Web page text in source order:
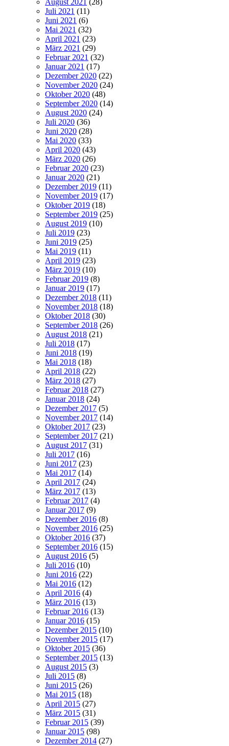
August 2021
(28)
Juli 2021 (11)
Juni 2021 (6)
Mai 2021 (32)
April 2021 (23)
März 2021 (29)
Februar 2021 (32)
Januar 2021 (17)
Dezember 2020 (22)
November 2020 (24)
Oktober 2020 (48)
September 2020 (14)
August 2020 (24)
Juli 2020 (36)
Juni 2020 (28)
Mai 2020 (33)
April 2020 (43)
März 2020 (26)
Februar 2020 (23)
Januar 2020 (21)
Dezember 2019 (11)
November 2019 (17)
Oktober 2019 (18)
September 2019 (25)
August 2019 (10)
Juli 2019 (23)
Juni 2019 (25)
Mai 2019 (11)
April 2019 (23)
März 2019 (10)
Februar 2019 (8)
Januar 2019 (17)
Dezember 2018 (11)
November 2018 (18)
Oktober 2018 (30)
September 2018 (26)
August 2018 (21)
Juli 2018 (17)
Juni 2018 (19)
Mai 2018 (18)
April 2018 (22)
März 2018 (27)
Februar 2018 (27)
Januar 2018 (24)
Dezember 2017 (5)
November 2017 (14)
Oktober 2017 (23)
September 2017 (21)
August 2017 (31)
Juli 2017 (16)
Juni 2017 (23)
Mai 2017 (14)
April 2017 (24)
März 2017 (13)
Februar 2017 (4)
Januar 2017 (9)
Dezember 2016 (8)
November 2016 (25)
Oktober 2016 (37)
September 2016 (15)
August 2016 (5)
Juli 2016 (10)
Juni 2016 (22)
Mai 2016 (12)
April 2016 (4)
März 2016 (13)
Februar 2016 (13)
Januar 2016 (15)
Dezember 2015 (10)
November 2015 (17)
Oktober 2015 (36)
September 2015 (13)
August 2015 (3)
Juli 2015 (8)
Juni 2015 (26)
Mai 2015 (18)
April 2015 (27)
März 2015 (31)
Februar 2015 (39)
Januar 2015 (98)
Dezember 2014 (27)